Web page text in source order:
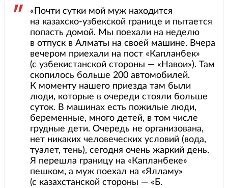
«Почти сутки мой муж находится
на казахско-узбекской границе и пытается
попасть домой. Мы поехали на неделю
в отпуск в Алматы на своей машине. Вчера
вечером приехали на пост «Капланбек»
(с узбекистанской стороны — «Навои»). Там
скопилось больше 200 автомобилей.
К моменту нашего приезда там были
люди, которые в очереди стояли больше
суток. В машинах есть пожилые люди,
беременные, много детей, в том числе
грудные дети. Очередь не организована,
нет никаких человеческих условий (вода,
туалет, тень), сегодня очень жаркий день.
Я перешла границу на «Капланбеке»
пешком, а муж поехал на «Ялламу»
(с казахстанской стороны — «Б.